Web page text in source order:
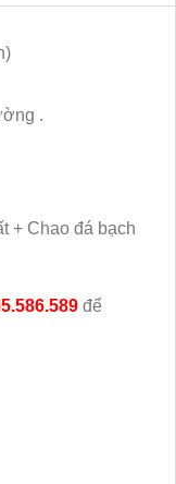
.
+ Chao đá bạch
để